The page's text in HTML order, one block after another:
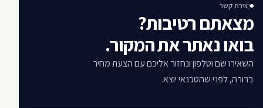
יצירת קשר
מצאתם רטיבות?
בואו נאתר את המקור.
השאירו שם וטלפון ונחזור אליכם עם הצעת מחיר
ברורה, לפני שהטכנאי יוצא.